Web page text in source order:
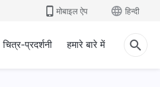
मोबाइल ऐप हिन्दी
चित्र-प्रदर्शनी हमारे बारे में